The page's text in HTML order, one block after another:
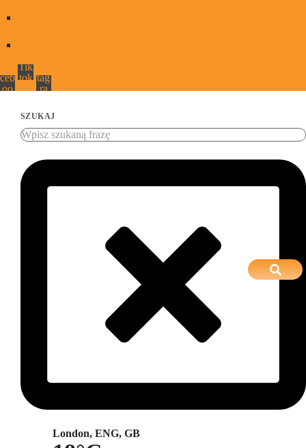
ceb
oo
Tik
tok tag
ra
SZUKAJ
London, ENG, GB